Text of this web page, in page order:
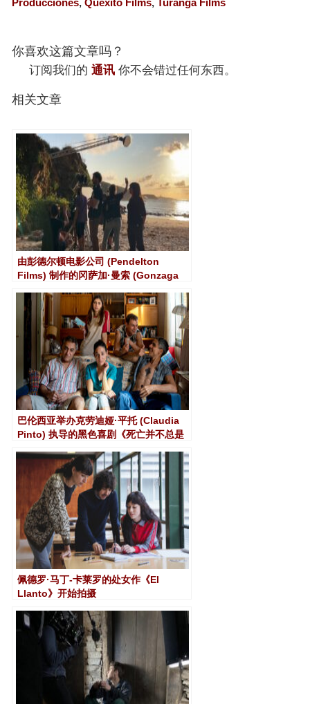
你喜欢这篇文章吗？
订阅我们的 通讯 你不会错过任何东西。
相关文章
由彭德尔顿电影公司 (Pendelton
Films) 制作的冈萨加·曼索 (Gonzaga
巴伦西亚举办克劳迪娅·平托 (Claudia
Pinto) 执导的黑色喜剧《死亡并不总是
佩德罗·马丁-卡莱罗的处女作《El
Llanto》开始拍摄